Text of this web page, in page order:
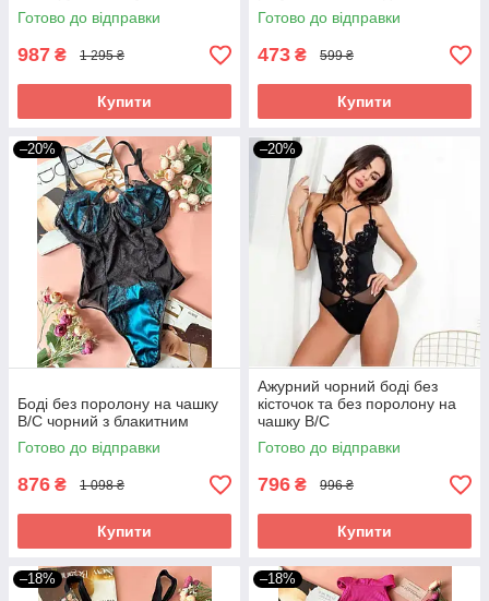
Готово до відправки
987 ₴ 1 295 ₴
Купити
Готово до відправки
473 ₴ 599 ₴
Купити
–20%
Боді без поролону на чашку
В/С чорний з блакитним
Готово до відправки
876 ₴ 1 098 ₴
Купити
–20%
Ажурний чорний боді без
кісточок та без поролону на
чашку В/С
Готово до відправки
796 ₴ 996 ₴
Купити
–18% –18%